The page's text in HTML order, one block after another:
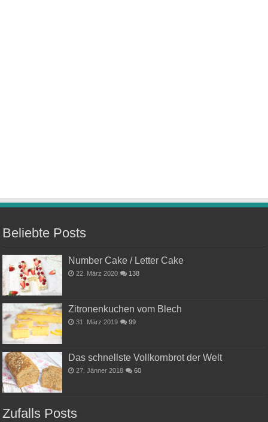
Beliebte Posts
Number Cake / Letter Cake
22. März 2020 138
Zitronenkuchen vom Blech
31. März 2019 99
Das schnellste Vollkornbrot der Welt
27. Jänner 2018 60
Zufalls Posts